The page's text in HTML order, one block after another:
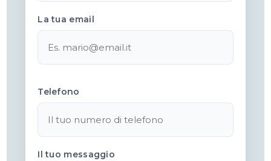
La tua email
Telefono
Il tuo messaggio